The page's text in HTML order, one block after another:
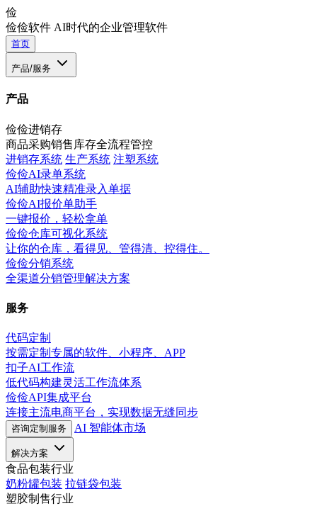
俭
俭俭软件 AI时代的企业管理软件
首页
产品/服务
产品
俭俭进销存
商品采购销售库存全流程管控
进销存系统 生产系统 注塑系统
俭俭AI录单系统
AI辅助快速精准录入单据
俭俭AI报价单助手
一键报价，轻松拿单
俭俭仓库可视化系统
让你的仓库，看得见、管得清、控得住。
俭俭分销系统
全渠道分销管理解决方案
服务
代码定制
按需定制专属的软件、小程序、APP
扣子AI工作流
低代码构建灵活工作流体系
俭俭API集成平台
连接主流电商平台，实现数据无缝同步
咨询定制服务 AI 智能体市场
解决方案
食品包装行业
奶粉罐包装 拉链袋包装
塑胶制售行业